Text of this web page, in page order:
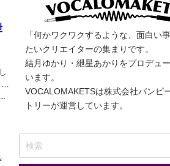
「何かワクワクするような、面白い事
たいクリエイターの集まりです。
結月ゆかり・紲星あかりをプロデュ
います。
VOCALOMAKETSは株式会社バンピ
トリーが運営しています。